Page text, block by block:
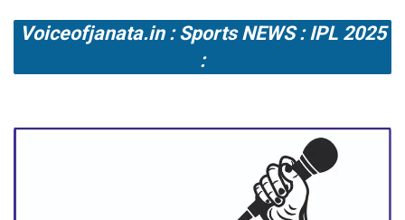
Voiceofjanata.in : Sports NEWS : IPL 2025
: